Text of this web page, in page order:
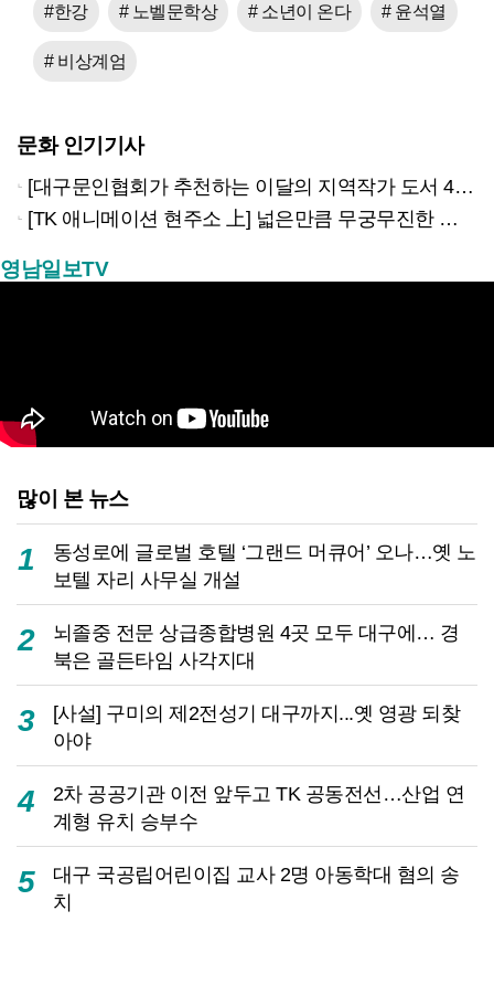
#한강 # 노벨문학상 # 소년이 온다 # 윤석열
# 비상계엄
문화 인기기사
[대구문인협회가 추천하는 이달의 지역작가 도서 4권]
[TK 애니메이션 현주소 上] 넓은만큼 무궁무진한 이야기…경북은 ‘스토리 IP’의 원천
영남일보TV
많이 본 뉴스
1
동성로에 글로벌 호텔 ‘그랜드 머큐어’ 오나…옛 노
보텔 자리 사무실 개설
2
뇌졸중 전문 상급종합병원 4곳 모두 대구에… 경
북은 골든타임 사각지대
3
[사설] 구미의 제2전성기 대구까지...옛 영광 되찾
아야
4
2차 공공기관 이전 앞두고 TK 공동전선…산업 연
계형 유치 승부수
5
대구 국공립어린이집 교사 2명 아동학대 혐의 송
치